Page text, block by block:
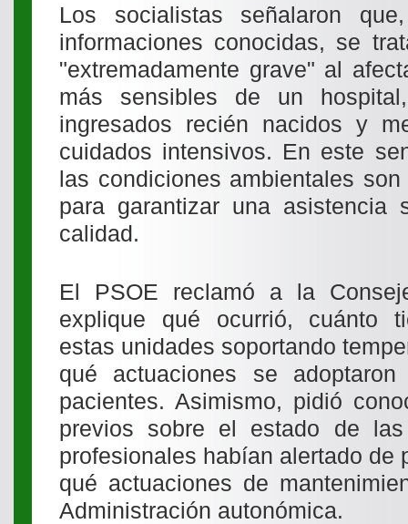
Los socialistas señalaron
informaciones conocidas, se
"extremadamente grave" al
más sensibles de un
ingresados recién nacidos y
cuidados intensivos. En este
las condiciones ambientales
para garantizar una asistencia
calidad.
El PSOE reclamó a la
explique qué ocurrió, cuánto
estas unidades soportando
qué actuaciones se
pacientes. Asimismo, pidió
previos sobre el estado de
profesionales habían alertado de
qué actuaciones de
Administración autonómica.